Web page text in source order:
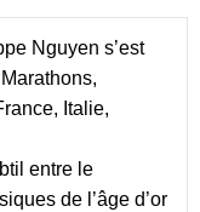
Nguyen s’est
Italie,
entre le
de l’âge d’or